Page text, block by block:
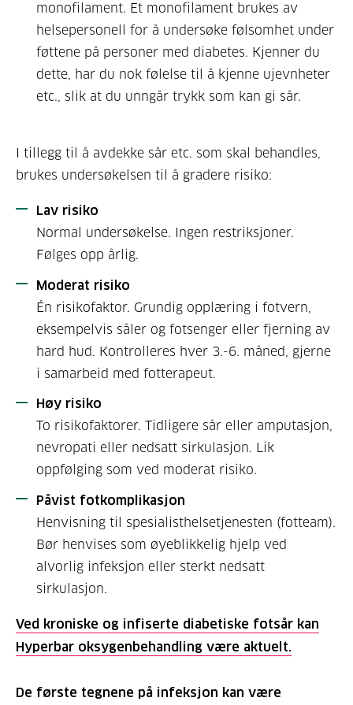
monofilament. Et monofilament brukes av
helsepersonell for å undersøke følsomhet under
føttene på personer med diabetes. Kjenner du
dette, har du nok følelse til å kjenne ujevnheter
etc., slik at du unngår trykk som kan gi sår.
I tillegg til å avdekke sår etc. som skal behandles,
brukes undersøkelsen til å gradere risiko:
Lav risiko
Normal undersøkelse. Ingen restriksjoner.
Følges opp årlig.
Moderat risiko
Én risikofaktor. Grundig opplæring i fotvern,
eksempelvis såler og fotsenger eller fjerning av
hard hud. Kontrolleres hver 3.-6. måned, gjerne
i samarbeid med fotterapeut.
Høy risiko
To risikofaktorer. Tidligere sår eller amputasjon,
nevropati eller nedsatt sirkulasjon. Lik
oppfølging som ved moderat risiko.
Påvist fotkomplikasjon
Henvisning til spesialisthelsetjenesten (fotteam).
Bør henvises som øyeblikkelig hjelp ved
alvorlig infeksjon eller sterkt nedsatt
sirkulasjon.
Ved kroniske og infiserte diabetiske fotsår kan
Hyperbar oksygenbehandling være aktuelt.
De første tegnene på infeksjon kan være